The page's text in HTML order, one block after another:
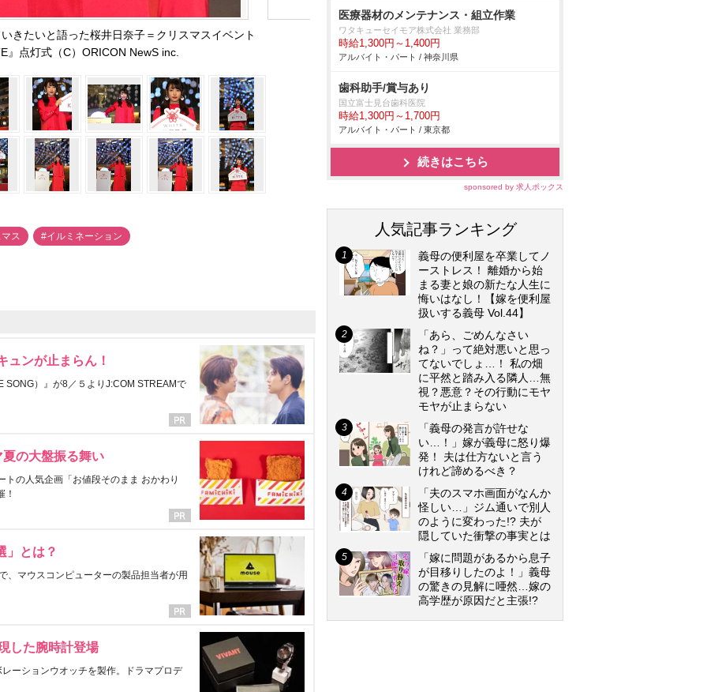
きたいと語った桜井日奈子＝クリスマスイベント
』点灯式（C）ORICON NewS inc.
ス #イルミネーション
ュンが止まらん！
SONG）』が8／５よりJ:COM STREAMで
の大盤振る舞い
の人気企画「お値段そのまま おかわり
！
」とは？
、マウスコンピューターの製品担当者が用
した腕時計登場
ーションウオッチを製作。ドラマプロデ
医療器材のメンテナンス・組立作業
ワタキューセイモア株式会社 業務部
時給1,300円～1,400円
アルバイト・パート / 神奈川県
歯科助手/賞与あり
国立富士見台歯科医院
時給1,300円～1,700円
アルバイト・パート / 東京都
続きはこちら
sponsored by 求人ボックス
人気記事ランキング
義母の便利屋を卒業してノ
ーストレス！ 離婚から始
まる妻と娘の新たな人生に
悔いはなし！【嫁を便利屋
扱いする義母 Vol.44】
「あら、ごめんなさい
ね？」って絶対悪いと思っ
てないでしょ…！ 私の畑
に平然と踏み入る隣人…無
視？悪意？その行動にモヤ
モヤが止まらない
「義母の発言が許せな
い…！」嫁が義母に怒り爆
発！ 夫は仕方ないと言う
けれど諦めるべき？
「夫のスマホ画面がなんか
怪しい…」ジム通いで別人
のように変わった!? 夫が
隠していた衝撃の事実とは
「嫁に問題があるから息子
が目移りしたのよ！」義母
の驚きの見解に唖然…嫁の
高学歴が原因だと主張!?